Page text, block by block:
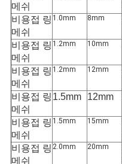
메쉬
비용접 링
메쉬
1.0mm 8mm
비용접 링
메쉬
1.2mm 10mm
비용접 링
메쉬
1.2mm 12mm
비용접 링
메쉬
1.5mm 12mm
비용접 링
메쉬
1.5mm 15mm
비용접 링
메쉬
2.0mm 20mm